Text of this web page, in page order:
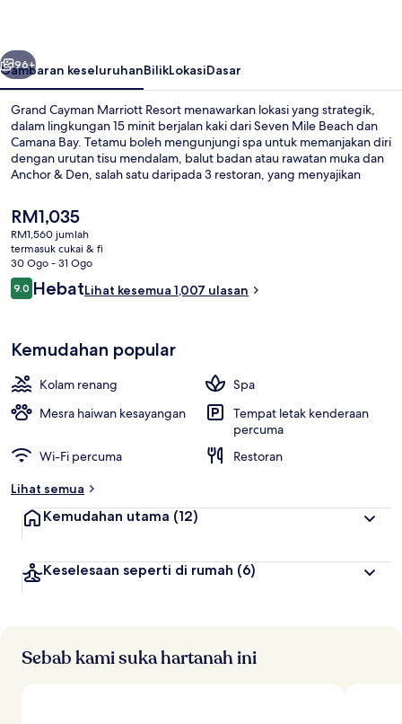
Seterusnya
96+
Gambaran keseluruhanBilikLokasiDasar
Grand Cayman Marriott Resort menawarkan lokasi yang strategik,
dalam lingkungan 15 minit berjalan kaki dari Seven Mile Beach dan
Camana Bay. Tetamu boleh mengunjungi spa untuk memanjakan diri
dengan urutan tisu mendalam, balut badan atau rawatan muka dan
Anchor & Den, salah satu daripada 3 restoran, yang menyajikan
hari dan makan malam. Sorotan lain di tempat peranginan mewah ini
termasuk 2 bar/ruang istirahat, kolam renang terbuka, dan bar tepi
kolam. Kakitangan dan lokasi mendapat pujian daripada
pengembara lain.
Harga
semasa
ialah
RM1,035
RM1,035
RM1,560 jumlah
termasuk cukai & fi
30 Ogo - 31 Ogo
Ulasan
9.09.0 daripada 10
HebatLihat kesemua 1,007 ulasan
Kemudahan popular
Kolam renang
Spa
Mesra haiwan kesayangan
Tempat letak kenderaan
percuma
Wi-Fi percuma
Restoran
Lihat semua
Kemudahan utama (12)
Keselesaan seperti di rumah (6)
Sebab kami suka hartanah ini